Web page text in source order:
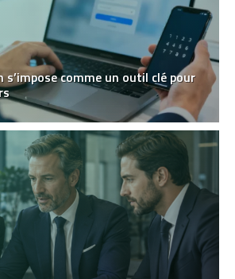
s’impose comme un outil clé pour